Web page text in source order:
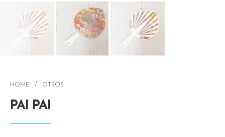
HOME / OTROS
PAI PAI